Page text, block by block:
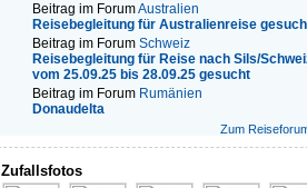
Beitrag im ForumAustralien
Reisebegleitung für Australienreise
Beitrag im Forum Schweiz
Reisebegleitung für Reise nach Sils/
vom 25.09.25 bis 28.09.25 gesucht
Beitrag im Forum Rumänien
Donaudelta
Zum
Zufallsfotos